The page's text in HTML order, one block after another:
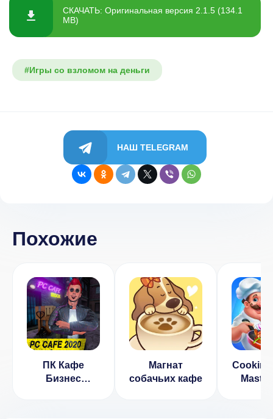
СКАЧАТЬ: Оригинальная версия 2.1.5 (134.1
MB)
#Игры со взломом на деньги
НАШ TELEGRAM
Похожие
ПК Кафе
Бизнес
Магнат
собачьих кафе
Cooking